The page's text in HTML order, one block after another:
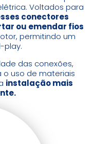
Voltados para
conectores
ou emendar fios
permitindo um
play.
das conexões,
o uso de materiais
instalação mais